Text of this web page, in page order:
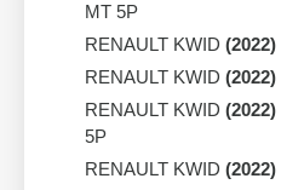
MT 5P
RENAULT KWID (2022)
RENAULT KWID (2022)
RENAULT KWID (2022)
5P
RENAULT KWID (2022)